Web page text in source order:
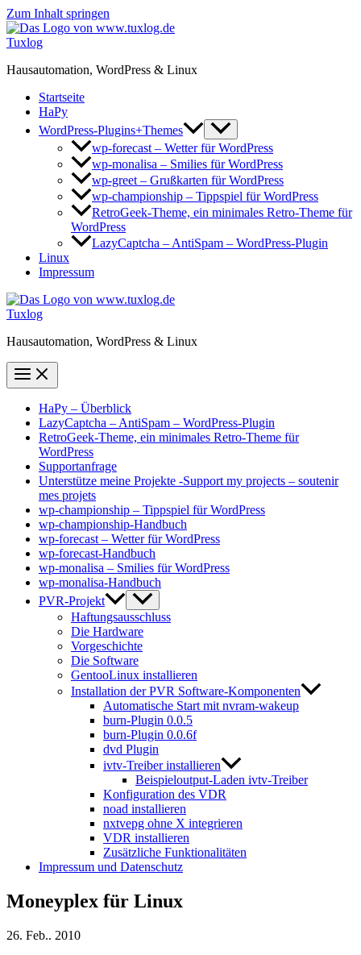
Zum Inhalt springen
Tuxlog
Hausautomation, WordPress & Linux
Startseite
HaPy
WordPress-Plugins+Themes
wp-forecast – Wetter für WordPress
wp-monalisa – Smilies für WordPress
wp-greet – Grußkarten für WordPress
wp-championship – Tippspiel für WordPress
RetroGeek-Theme, ein minimales Retro-Theme für
WordPress
LazyCaptcha – AntiSpam – WordPress-Plugin
Linux
Impressum
Tuxlog
Hausautomation, WordPress & Linux
HaPy – Überblick
LazyCaptcha – AntiSpam – WordPress-Plugin
RetroGeek-Theme, ein minimales Retro-Theme für
WordPress
Supportanfrage
Unterstütze meine Projekte -Support my projects – soutenir
mes projets
wp-championship – Tippspiel für WordPress
wp-championship-Handbuch
wp-forecast – Wetter für WordPress
wp-forecast-Handbuch
wp-monalisa – Smilies für WordPress
wp-monalisa-Handbuch
PVR-Projekt
Haftungsausschluss
Die Hardware
Vorgeschichte
Die Software
GentooLinux installieren
Installation der PVR Software-Komponenten
Automatische Start mit nvram-wakeup
burn-Plugin 0.0.5
burn-Plugin 0.0.6f
dvd Plugin
ivtv-Treiber installieren
Beispieloutput-Laden ivtv-Treiber
Konfiguration des VDR
noad installieren
nxtvepg ohne X integrieren
VDR installieren
Zusätzliche Funktionalitäten
Impressum und Datenschutz
Moneyplex für Linux
26. Feb.. 2010